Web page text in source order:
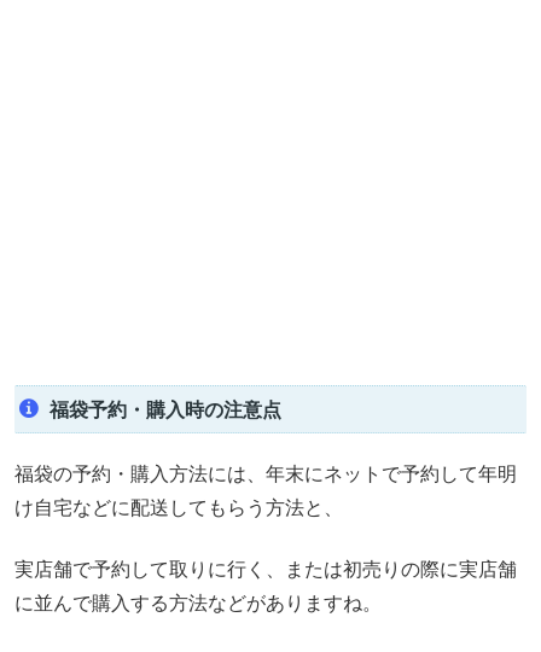
福袋予約・購入時の注意点
福袋の予約・購入方法には、年末にネットで予約して年明
け自宅などに配送してもらう方法と、
実店舗で予約して取りに行く、または初売りの際に実店舗
に並んで購入する方法などがありますね。